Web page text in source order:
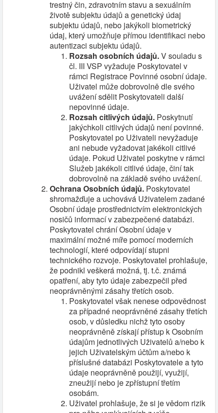
trestný čin, zdravotním stavu a sexuálním
životě subjektu údajů a genetický údaj
subjektu údajů, nebo jakýkoli biometrický
údaj, který umožňuje přímou identifikaci nebo
autentizaci subjektu údajů.
Rozsah osobních údajů.V souladu s
čl. III VSP vyžaduje Poskytovatel v
rámci Registrace Povinné osobní údaje.
Uživatel může dobrovolně dle svého
uvážení sdělit Poskytovateli další
nepovinné údaje.
Rozsah citlivých údajů. Poskytnutí
jakýchkoli citlivých údajů není povinné.
Poskytovatel po Uživateli nevyžaduje
ani nebude vyžadovat jakékoli citlivé
údaje. Pokud Uživatel poskytne v rámci
Služeb jakékoli citlivé údaje, činí tak
dobrovolně na základě svého uvážení.
Ochrana Osobních údajů. Poskytovatel
shromažďuje a uchovává Uživatelem zadané
Osobní údaje prostřednictvím elektronických
nosičů informací v zabezpečené databázi.
Poskytovatel chrání Osobní údaje v
maximální možné míře pomocí moderních
technologií, které odpovídají stupni
technického rozvoje. Poskytovatel prohlašuje,
že podnikl veškerá možná, tj. t.č. známá
opatření, aby tyto údaje zabezpečil před
neoprávněnými zásahy třetích osob.
Poskytovatel však nenese odpovědnost
za případné neoprávněné zásahy třetích
osob, v důsledku nichž tyto osoby
neoprávněně získají přístup k Osobním
údajům jednotlivých Uživatelů a/nebo k
jejich Uživatelským účtům a/nebo k
příslušné databázi Poskytovatele a tyto
údaje neoprávněně použijí, využijí,
zneužijí nebo je zpřístupní třetím
osobám.
Uživatel prohlašuje, že si je vědom rizik